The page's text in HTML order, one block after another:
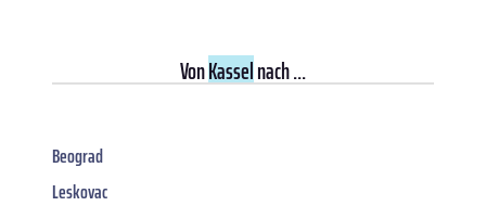
VonKasselnach ...
Beograd
Leskovac